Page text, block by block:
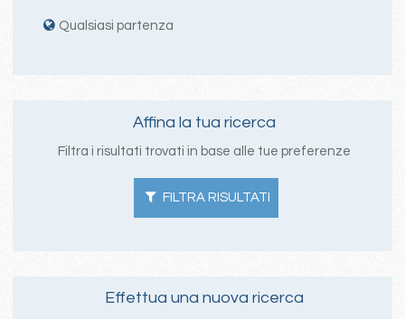
Qualsiasi partenza
Affina la tua ricerca
Filtra i risultati trovati in base alle tue preferenze
FILTRA RISULTATI
Effettua una nuova ricerca